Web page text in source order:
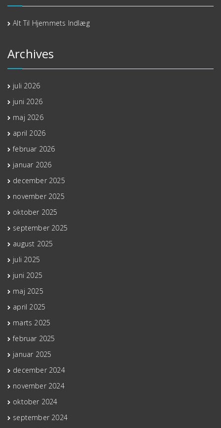
Alt Til Hjemmets Indlæg
Archives
juli 2026
juni 2026
maj 2026
april 2026
februar 2026
januar 2026
december 2025
november 2025
oktober 2025
september 2025
august 2025
juli 2025
juni 2025
maj 2025
april 2025
marts 2025
februar 2025
januar 2025
december 2024
november 2024
oktober 2024
september 2024